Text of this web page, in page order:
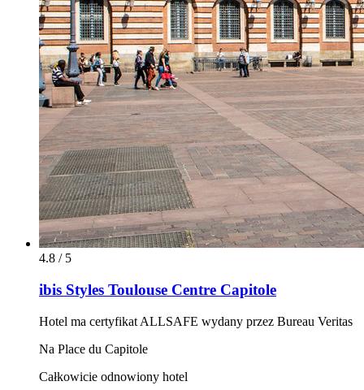
4.8 / 5
ibis Styles Toulouse Centre Capitole
Hotel ma certyfikat ALLSAFE wydany przez Bureau Veritas
Na Place du Capitole
Całkowicie odnowiony hotel